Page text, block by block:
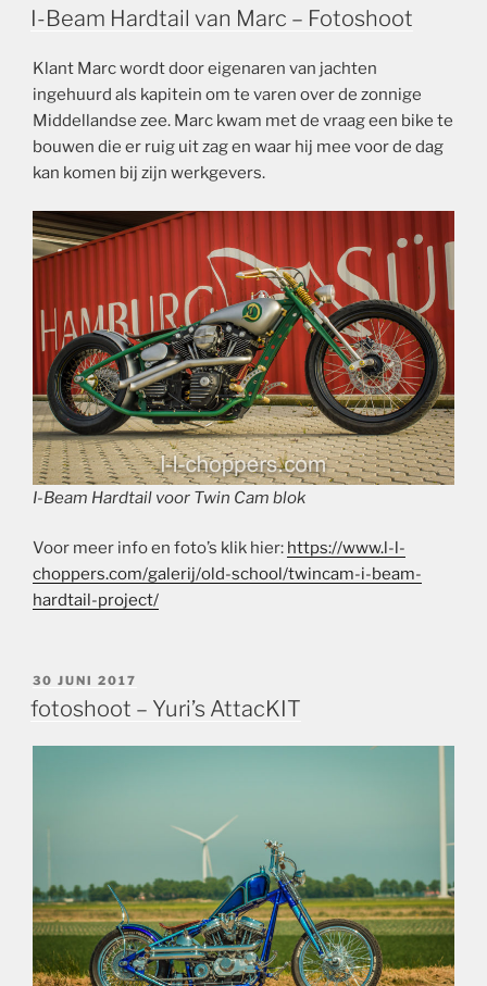
OP
I-Beam Hardtail van Marc – Fotoshoot
Klant Marc wordt door eigenaren van jachten
ingehuurd als kapitein om te varen over de zonnige
Middellandse zee. Marc kwam met de vraag een bike te
bouwen die er ruig uit zag en waar hij mee voor de dag
kan komen bij zijn werkgevers.
I-Beam Hardtail voor Twin Cam blok
Voor meer info en foto’s klik hier: https://www.l-l-
choppers.com/galerij/old-school/twincam-i-beam-
hardtail-project/
GEPLAATST
OP
30 JUNI 2017
fotoshoot – Yuri’s AttacKIT